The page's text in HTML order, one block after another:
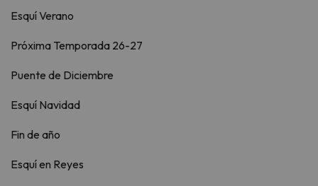
Esquí Verano
Próxima Temporada 26-27
Puente de Diciembre
Esquí Navidad
Fin de año
Esquí en Reyes